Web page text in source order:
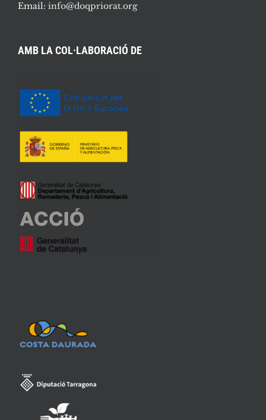
Email: info@doqpriorat.org
AMB LA COL·LABORACIÓ DE